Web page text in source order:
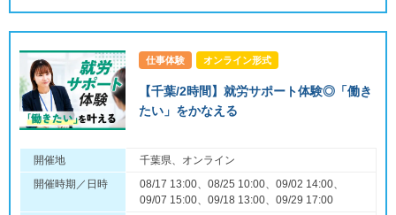
仕事体験 オンライン形式
【千葉/2時間】就労サポート体験◎「働き
たい」をかなえる
開催地
千葉県、オンライン
開催時期／日時
08/17 13:00、08/25 10:00、09/02 14:00、
09/07 15:00、09/18 13:00、09/29 17:00